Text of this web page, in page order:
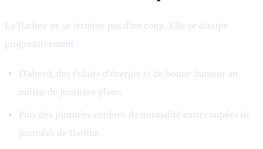
La flatline ne se termine pas d'un coup. Elle se dissipe
progressivement :
D'abord, des éclairs d'énergie et de bonne humeur au
milieu de journées plates
Puis des journées entières de normalité entrecoupées de
journées de flatline